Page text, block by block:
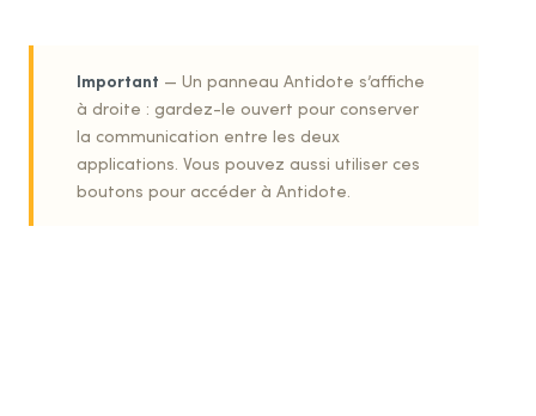
Adobe
Illustrator
InDesign
Important — Un panneau Antidote s’affiche
à droite : gardez-le ouvert pour conserver
la communication entre les deux
applications. Vous pouvez aussi utiliser ces
boutons pour accéder à Antidote.